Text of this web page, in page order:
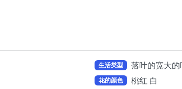
生活类型 落叶的宽大
花的颜色 桃红 白